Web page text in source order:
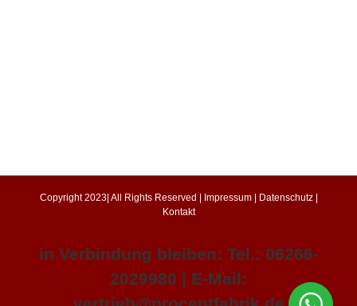
Copyright 2023| All Rights Reserved | Impressum| Datenschutz|
Kontakt
in Verbindung bleiben: Tel.: 06266-
2029980 | E-Mail: